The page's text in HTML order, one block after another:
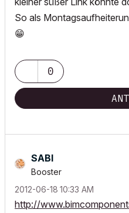
So als
😁
0
SABI
Booster
‎2012-06-18 10:33 AM
http://